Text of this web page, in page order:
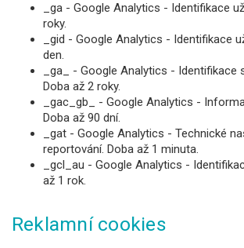
_ga - Google Analytics - Identifikace
roky.
_gid - Google Analytics - Identifikace
den.
_ga_
- Google Analytics - Identifikace
Doba až 2 roky.
_gac_gb_
- Google Analytics -
Doba až 90 dní.
_gat - Google Analytics - Technické
reportování. Doba až 1 minuta.
_gcl_au - Google Analytics -
až 1 rok.
Reklamní cookies